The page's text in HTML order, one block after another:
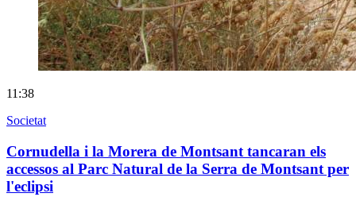
11:38
Societat
Cornudella i la Morera de Montsant tancaran els
accessos al Parc Natural de la Serra de Montsant per
l'eclipsi